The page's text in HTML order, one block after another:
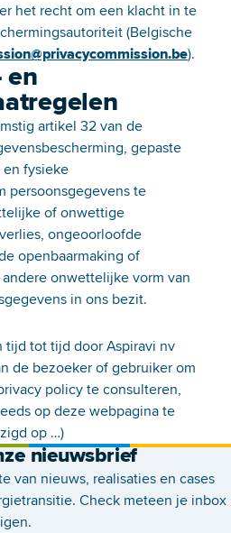
het recht om een klacht in te
(Belgische
).
en
artikel 32 van de
gepaste
fysieke
persoonsgegevens te
of onwettige
ongeoorloofde
openbaarmaking of
onwettelijke vorm van
in ons bezit.
tijd tot tijd door Aspiravi nv
de bezoeker of gebruiker om
policy te consulteren,
op deze webpagina te
op …)
nieuwsbrief
van nieuws, realisaties en cases
Check meteen je inbox